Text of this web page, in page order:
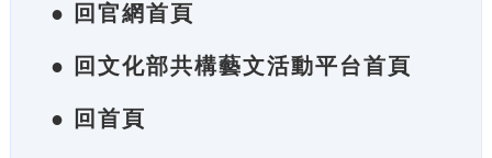
● 回官網首頁
● 回文化部共構藝文活動平台首頁
● 回首頁